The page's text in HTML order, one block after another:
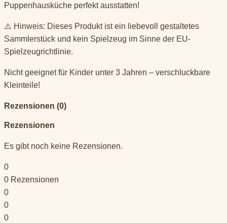
Puppenhausküche perfekt ausstatten!
⚠️ Hinweis: Dieses Produkt ist ein liebevoll gestaltetes
Sammlerstück und kein Spielzeug im Sinne der EU-
Spielzeugrichtlinie.
Nicht geeignet für Kinder unter 3 Jahren – verschluckbare
Kleinteile!
Rezensionen (0)
Rezensionen
Es gibt noch keine Rezensionen.
0
0 Rezensionen
0
0
0